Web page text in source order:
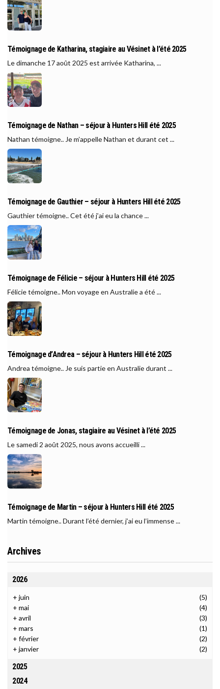
Témoignage de Katharina, stagiaire au Vésinet à l’été 2025
Le dimanche 17 août 2025 est arrivée Katharina, ...
Témoignage de Nathan – séjour à Hunters Hill été 2025
Nathan témoigne.. Je m’appelle Nathan et durant cet ...
Témoignage de Gauthier – séjour à Hunters Hill été 2025
Gauthier témoigne.. Cet été j’ai eu la chance ...
Témoignage de Félicie – séjour à Hunters Hill été 2025
Félicie témoigne.. Mon voyage en Australie a été ...
Témoignage d’Andrea – séjour à Hunters Hill été 2025
Andrea témoigne.. Je suis partie en Australie durant ...
Témoignage de Jonas, stagiaire au Vésinet à l’été 2025
Le samedi 2 août 2025, nous avons accueilli ...
Témoignage de Martin – séjour à Hunters Hill été 2025
Martin témoigne.. Durant l’été dernier, j’ai eu l’immense ...
Archives
2026
+ juin
(5)
+ mai
(4)
+ avril
(3)
+ mars
(1)
+ février
(2)
+ janvier (2)
2025
2024